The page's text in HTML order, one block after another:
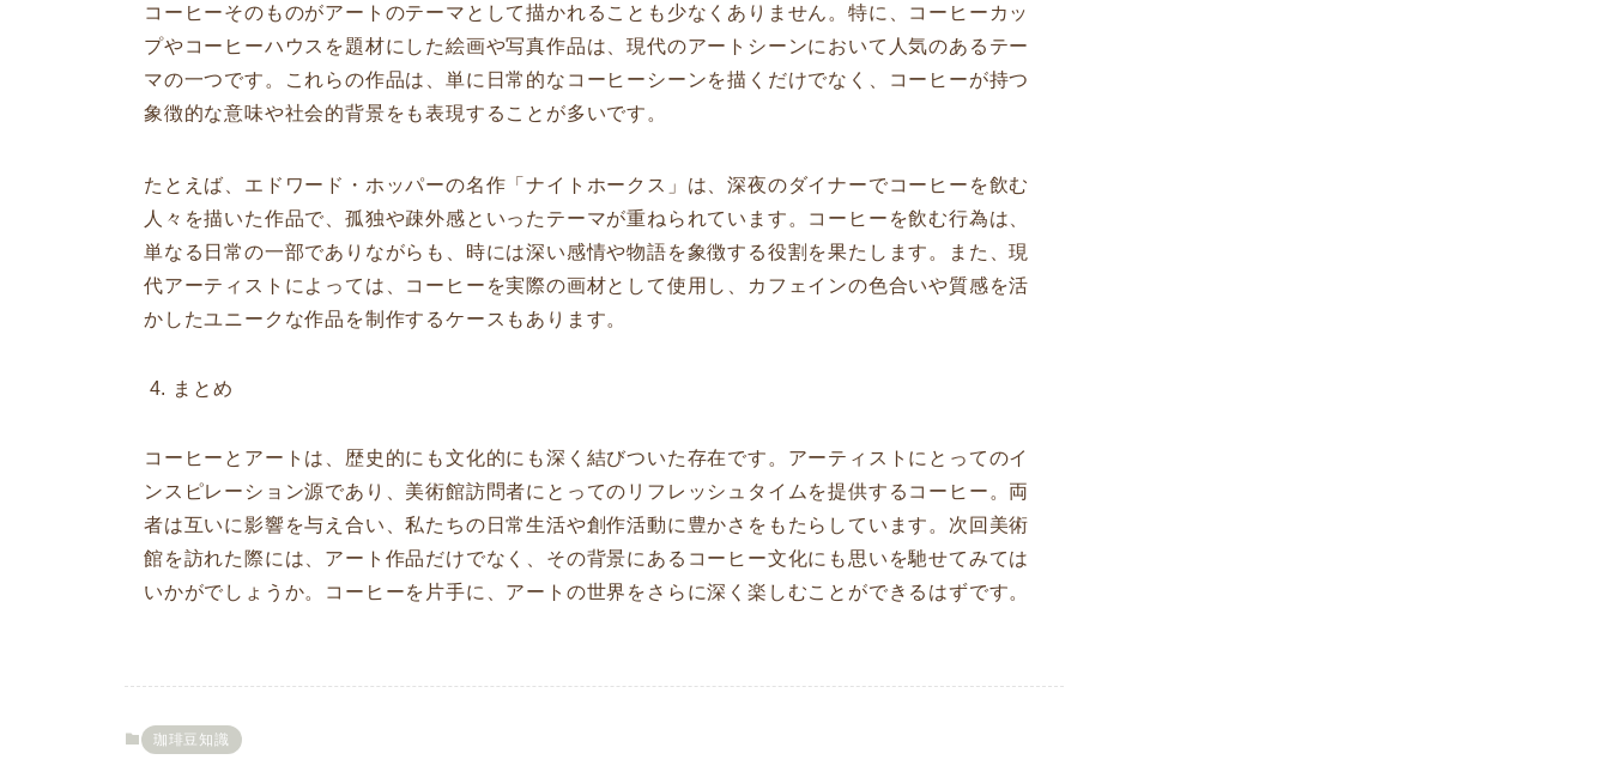
コーヒーそのものがアートのテーマとして描かれることも少なくありません。特に、コーヒーカッ
プやコーヒーハウスを題材にした絵画や写真作品は、現代のアートシーンにおいて人気のあるテー
マの一つです。これらの作品は、単に日常的なコーヒーシーンを描くだけでなく、コーヒーが持つ
象徴的な意味や社会的背景をも表現することが多いです。
たとえば、エドワード・ホッパーの名作「ナイトホークス」は、深夜のダイナーでコーヒーを飲む
人々を描いた作品で、孤独や疎外感といったテーマが重ねられています。コーヒーを飲む行為は、
単なる日常の一部でありながらも、時には深い感情や物語を象徴する役割を果たします。また、現
代アーティストによっては、コーヒーを実際の画材として使用し、カフェインの色合いや質感を活
かしたユニークな作品を制作するケースもあります。
まとめ
コーヒーとアートは、歴史的にも文化的にも深く結びついた存在です。アーティストにとってのイ
ンスピレーション源であり、美術館訪問者にとってのリフレッシュタイムを提供するコーヒー。両
者は互いに影響を与え合い、私たちの日常生活や創作活動に豊かさをもたらしています。次回美術
館を訪れた際には、アート作品だけでなく、その背景にあるコーヒー文化にも思いを馳せてみては
いかがでしょうか。コーヒーを片手に、アートの世界をさらに深く楽しむことができるはずです。
珈琲豆知識